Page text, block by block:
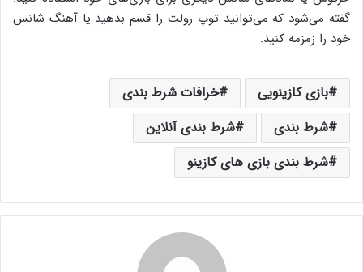
گفته می‌شود که می‌توانید توپ رولت را قسم بدهید یا آهنگ شانس
خود را زمزمه کنید.
بازی کازینویی
خرافات شرط بندی
شرط بندی
شرط بندی آنلاین
شرط بندی بازی های کازینو